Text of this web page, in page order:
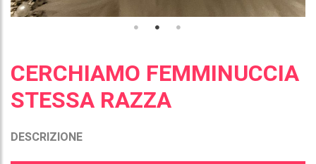
CERCHIAMO FEMMINUCCIA
STESSA RAZZA
DESCRIZIONE